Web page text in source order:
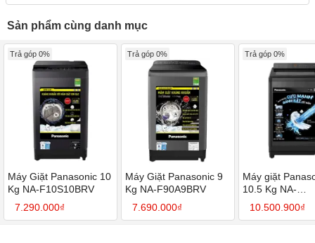
Sản phẩm cùng danh mục
Trả góp 0%
Máy Giặt Panasonic 10
Kg NA-F10S10BRV
7.290.000₫
Trả góp 0%
Máy Giặt Panasonic 9
Kg NA-F90A9BRV
7.690.000₫
Trả góp 0%
Máy giặt
10.5 Kg NA-
FD105X3BV
10.500.900₫